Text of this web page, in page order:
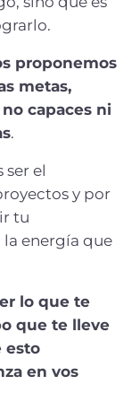
proponemos
metas,
capaces ni
.
ser el
y por
tu
energía que
lo que te
que te lleve
esto
en vos